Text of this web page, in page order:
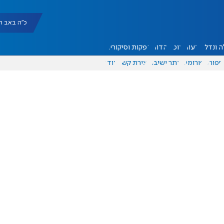
כ"ה באב תשפ"ו
ונדל"ן דעות אוכל יהדות הפקות וסיקורים
ספורט פורומים אתר ישיבה יצירת קשר עוד